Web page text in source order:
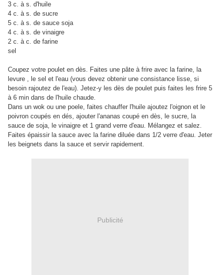
3 c. à s. d'huile
4 c. à s. de sucre
5 c. à s. de sauce soja
4 c. à s. de vinaigre
2 c. à c. de farine
sel
Coupez votre poulet en dès. Faites une pâte à frire avec la farine, la
levure , le sel et l'eau (vous devez obtenir une consistance lisse, si
besoin rajoutez de l'eau). Jetez-y les dès de poulet puis faites les frire 5
à 6 min dans de l'huile chaude.
Dans un wok ou une poele, faites chauffer l'huile ajoutez l'oignon et le
poivron coupés en dés, ajouter l'ananas coupé en dès, le sucre, la
sauce de soja, le vinaigre et 1 grand verre d'eau. Mélangez et salez.
Faites épaissir la sauce avec la farine diluée dans 1/2 verre d'eau. Jeter
les beignets dans la sauce et servir rapidement.
Publicité